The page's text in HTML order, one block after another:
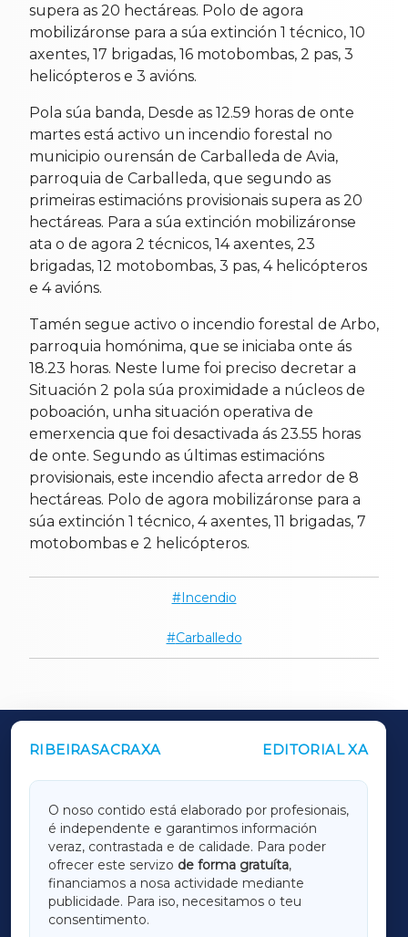
supera as 20 hectáreas. Polo de agora
mobilizáronse para a súa extinción 1 técnico, 10
axentes, 17 brigadas, 16 motobombas, 2 pas, 3
helicópteros e 3 avións.
Pola súa banda, Desde as 12.59 horas de onte
martes está activo un incendio forestal no
municipio ourensán de Carballeda de Avia,
parroquia de Carballeda, que segundo as
primeiras estimacións provisionais supera as 20
hectáreas. Para a súa extinción mobilizáronse
ata o de agora 2 técnicos, 14 axentes, 23
brigadas, 12 motobombas, 3 pas, 4 helicópteros
e 4 avións.
Tamén segue activo o incendio forestal de Arbo,
parroquia homónima, que se iniciaba onte ás
18.23 horas. Neste lume foi preciso decretar a
Situación 2 pola súa proximidade a núcleos de
poboación, unha situación operativa de
emerxencia que foi desactivada ás 23.55 horas
de onte. Segundo as últimas estimacións
provisionais, este incendio afecta arredor de 8
hectáreas. Polo de agora mobilizáronse para a
súa extinción 1 técnico, 4 axentes, 11 brigadas, 7
motobombas e 2 helicópteros.
Incendio
Carballedo
RIBEIRASACRAXA EDITORIAL XA
O noso contido está elaborado por profesionais,
é independente e garantimos información
veraz, contrastada e de calidade. Para poder
ofrecer este servizo de forma gratuíta,
financiamos a nosa actividade mediante
publicidade. Para iso, necesitamos o teu
consentimento.
OUTROS PERIÓDICOS
LUGOXA
TERRACHAXA